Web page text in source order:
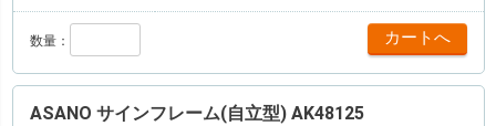
数量：
ASANO サインフレーム(自立型) AK48125